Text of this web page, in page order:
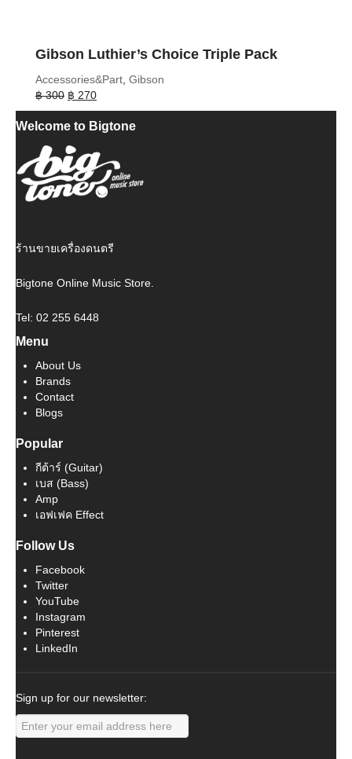
Gibson Luthier’s Choice Triple Pack
Accessories&Part Gibson
฿300 Original
price
was:
฿ 270Current
price
is:
Welcome to Bigtone
ร้านขายเครื่องดนตรี
Bigtone Online Music Store.
Tel: 02 255 6448
Menu
About Us
Brands
Contact
Blogs
Popular
กีต้าร์ (Guitar)
เบส (Bass)
Amp
เอฟเฟค Effect
Follow Us
Facebook
Twitter
YouTube
Instagram
Pinterest
LinkedIn
Sign up for our newsletter: